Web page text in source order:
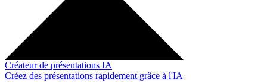
Créateur de présentations IA
Créez des présentations rapidement grâce à l'IA